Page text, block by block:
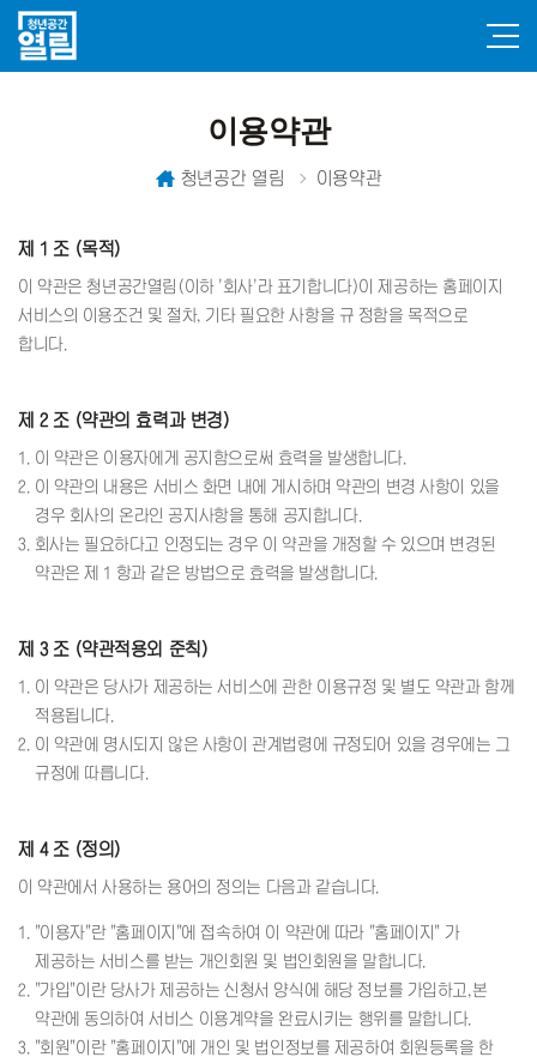
이용약관
청년공간 열림 이용약관
제 1 조 (목적)
이 약관은 청년공간열림(이하 '회사'라 표기합니다)이 제공하는 홈페이지
서비스의 이용조건 및 절차, 기타 필요한 사항을 규 정함을 목적으로
합니다.
제 2 조 (약관의 효력과 변경)
1. 이 약관은 이용자에게 공지함으로써 효력을 발생합니다.
2. 이 약관의 내용은 서비스 화면 내에 게시하며 약관의 변경 사항이 있을
경우 회사의 온라인 공지사항을 통해 공지합니다.
3. 회사는 필요하다고 인정되는 경우 이 약관을 개정할 수 있으며 변경된
약관은 제 1 항과 같은 방법으로 효력을 발생합니다.
제 3 조 (약관적용외 준칙)
1. 이 약관은 당사가 제공하는 서비스에 관한 이용규정 및 별도 약관과 함께
적용됩니다.
2. 이 약관에 명시되지 않은 사항이 관계법령에 규정되어 있을 경우에는 그
규정에 따릅니다.
제 4 조 (정의)
이 약관에서 사용하는 용어의 정의는 다음과 같습니다.
1. "이용자"란 "홈페이지"에 접속하여 이 약관에 따라 "홈페이지" 가
제공하는 서비스를 받는 개인회원 및 법인회원을 말합니다.
2. "가입"이란 당사가 제공하는 신청서 양식에 해당 정보를 가입하고,본
약관에 동의하여 서비스 이용계약을 완료시키는 행위를 말합니다.
3. "회원"이란 "홈페이지"에 개인 및 법인정보를 제공하여 회원등록을 한